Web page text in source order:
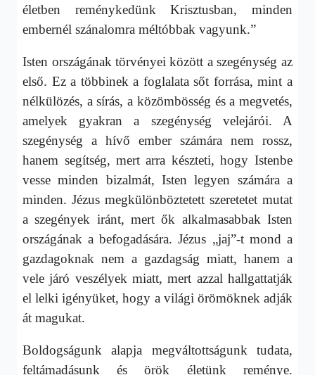
életben reménykedünk Krisztusban, minden
embernél szánalomra méltóbbak vagyunk.”
Isten országának törvényei között a szegénység az
első. Ez a többinek a foglalata sőt forrása, mint a
nélkülözés, a sírás, a közömbösség és a megvetés,
amelyek gyakran a szegénység velejárói. A
szegénység a hívő ember számára nem rossz,
hanem segítség, mert arra készteti, hogy Istenbe
vesse minden bizalmát, Isten legyen számára a
minden. Jézus megkülönböztetett szeretetet mutat
a szegények iránt, mert ők alkalmasabbak Isten
országának a befogadására. Jézus „jaj”-t mond a
gazdagoknak nem a gazdagság miatt, hanem a
vele járó veszélyek miatt, mert azzal hallgattatják
el lelki igényüket, hogy a világi örömöknek adják
át magukat.
Boldogságunk alapja megváltottságunk tudata,
feltámadásunk és örök életünk reménye.